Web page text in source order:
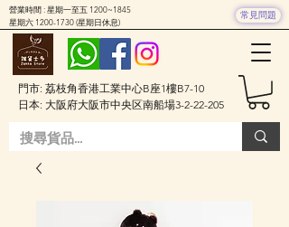
門市: 荔枝角香港工業中心B座1樓B7-10
日本: 大阪府大阪市中央区南船場3-2-22-205
營業時間 : 星期一至五 1200~1845
星期六 1200-1730(星期日休息)
常見問題